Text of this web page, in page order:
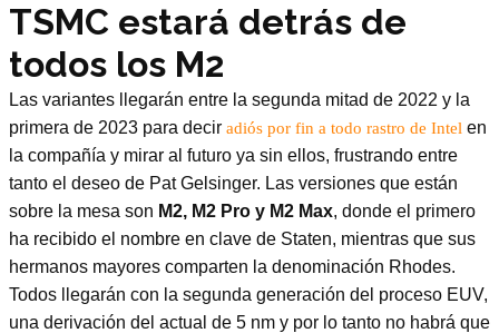
TSMC estará detrás de
todos los M2
Las variantes llegarán entre la segunda mitad de 2022 y la
primera de 2023 para decir adiós por fin a todo rastro de Intel en
la compañía y mirar al futuro ya sin ellos, frustrando entre
tanto el deseo de Pat Gelsinger. Las versiones que están
sobre la mesa son M2, M2 Pro y M2 Max, donde el primero
ha recibido el nombre en clave de Staten, mientras que sus
hermanos mayores comparten la denominación Rhodes.
Todos llegarán con la segunda generación del proceso EUV,
una derivación del actual de 5 nm y por lo tanto no habrá que